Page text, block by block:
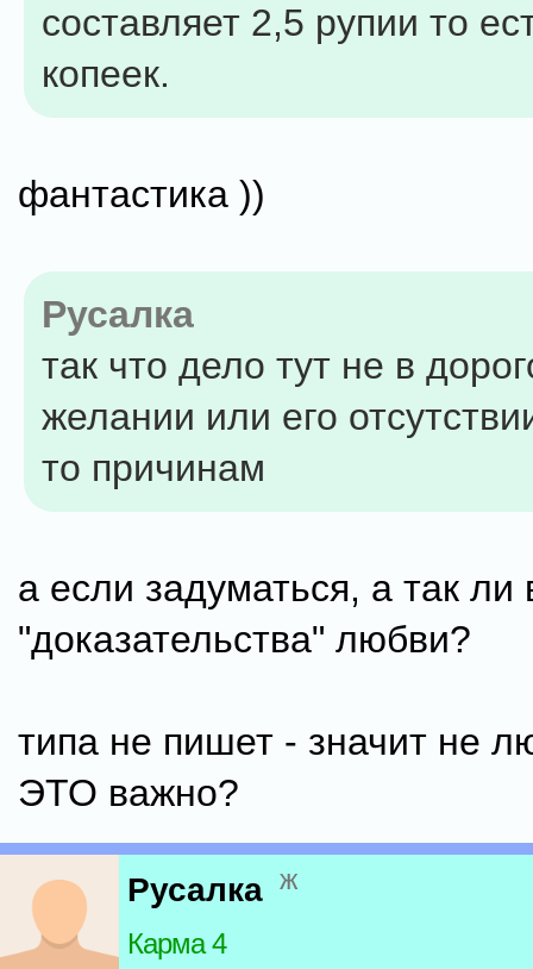
составляет 2,5 рупии то
копеек.
фантастика ))
Русалка
так что дело тут не в
желании или его
то причинам
а если задуматься, а так ли
"доказательства" любви?
типа не пишет - значит не
ЭТО важно?
Русалка ж
Карма 4